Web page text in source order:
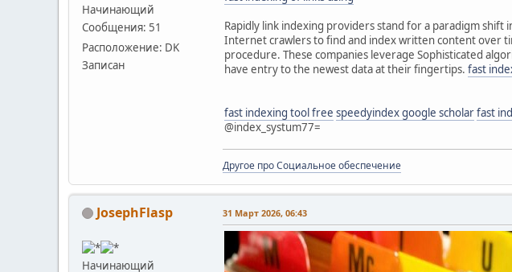
Начинающий
Сообщения: 51
Расположение: DK
Записан
Rapidly link indexing providers stand for a paradigm
Internet crawlers to find and index written content over
procedure. These companies leverage Sophisticated
have entry to the newest data at their fingertips. fast
fast indexing tool free speedyindex google scholarfast
@index_systum77=
Другое про Социальное обеспечение
JosephFlasp
Начинающий
31 Март 2026, 06:43